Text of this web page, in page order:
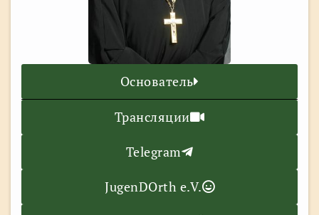
Основатель
Трансляции
Telegram
JugenDOrth e.V.